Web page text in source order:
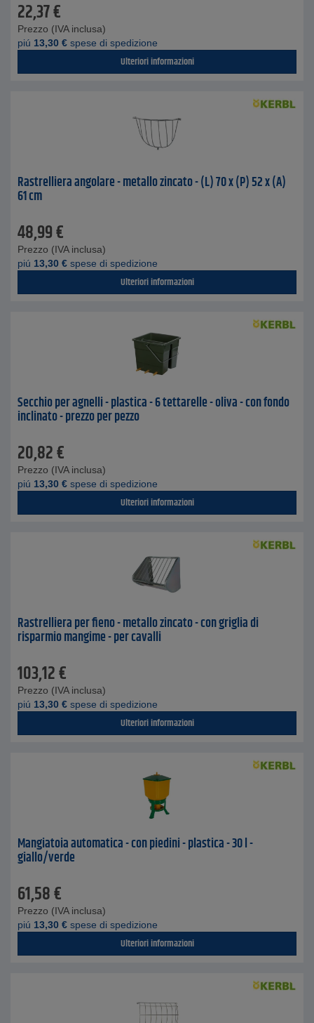
22,37€
Prezzo (IVA inclusa)
piú 13,30 € spese di spedizione
Ulteriori informazioni
Rastrelliera angolare - metallo zincato - (L) 70 x (P) 52 x (A)
61 cm
48,99€
Prezzo (IVA inclusa)
piú 13,30 € spese di spedizione
Ulteriori informazioni
Secchio per agnelli - plastica - 6 tettarelle - oliva - con fondo
inclinato - prezzo per pezzo
20,82€
Prezzo (IVA inclusa)
piú 13,30 € spese di spedizione
Ulteriori informazioni
Rastrelliera per fieno - metallo zincato - con griglia di
risparmio mangime - per cavalli
103,12€
Prezzo (IVA inclusa)
piú 13,30 € spese di spedizione
Ulteriori informazioni
Mangiatoia automatica - con piedini - plastica - 30 l -
giallo/verde
61,58€
Prezzo (IVA inclusa)
piú 13,30 € spese di spedizione
Ulteriori informazioni